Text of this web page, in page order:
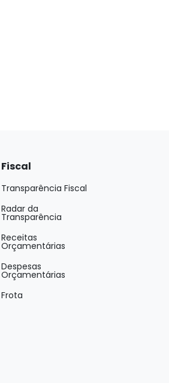
Fiscal
Transparência Fiscal
Radar da
Transparência
Receitas
Orçamentárias
Despesas
Orçamentárias
Frota